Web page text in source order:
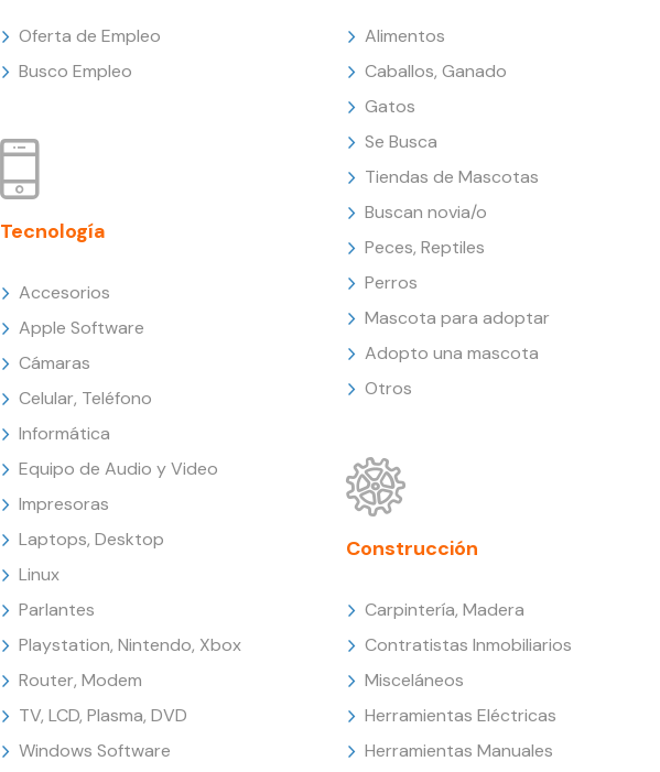
Oferta de Empleo
Busco Empleo
Tecnología
Accesorios
Apple Software
Cámaras
Celular, Teléfono
Informática
Equipo de Audio y Video
Impresoras
Laptops, Desktop
Linux
Parlantes
Playstation, Nintendo, Xbox
Router, Modem
TV, LCD, Plasma, DVD
Windows Software
Alimentos
Caballos, Ganado
Gatos
Se Busca
Tiendas de Mascotas
Buscan novia/o
Peces, Reptiles
Perros
Mascota para adoptar
Adopto una mascota
Otros
Construcción
Carpintería, Madera
Contratistas Inmobiliarios
Misceláneos
Herramientas Eléctricas
Herramientas Manuales